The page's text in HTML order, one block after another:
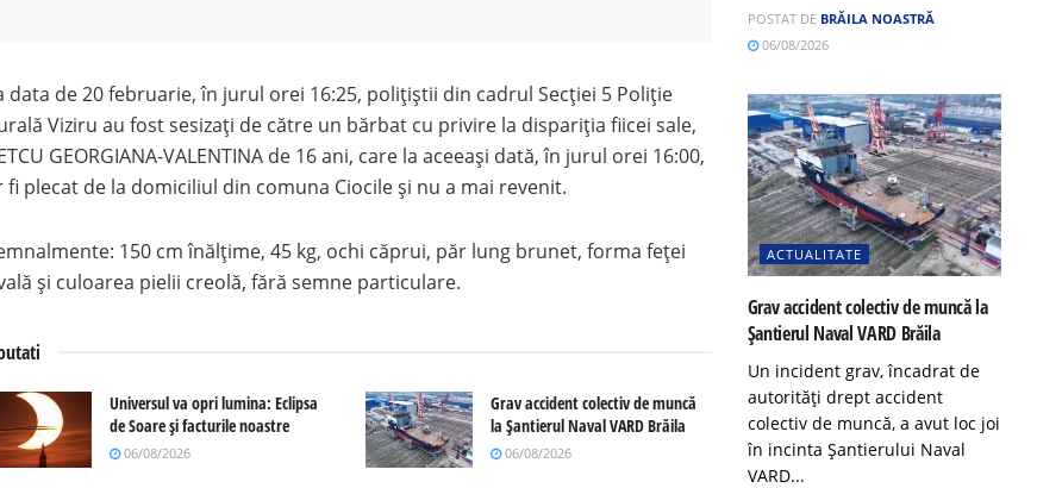
data de 20 februarie, în jurul orei 16:25, polițiștii din cadrul Secției 5 Poliție
Viziru au fost sesizați de către un bărbat cu privire la dispariţia fiicei sale,
GEORGIANA-VALENTINA de 16 ani, care la aceeași dată, în jurul orei 16:00,
fi plecat de la domiciliul din comuna Ciocile și nu a mai revenit.
150 cm înălțime, 45 kg, ochi căprui, păr lung brunet, forma feței
și culoarea pielii creolă, fără semne particulare.
Universul va opri lumina: Eclipsa
de Soare și facturile noastre
06/08/2026
Grav accident colectiv de muncă
la Șantierul Naval VARD Brăila
06/08/2026
POSTAT DE BRĂILA NOASTRĂ
06/08/2026
ACTUALITATE
Grav accident colectiv de muncă la
Șantierul Naval VARD Brăila
Un incident grav, încadrat de
autorități drept accident
colectiv de muncă, a avut loc joi
în incinta Șantierului Naval
VARD...